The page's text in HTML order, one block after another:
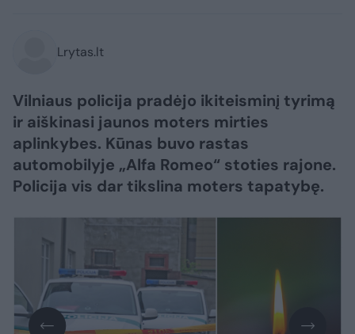
Lrytas.lt
Vilniaus policija pradėjo ikiteisminį tyrimą
ir aiškinasi jaunos moters mirties
aplinkybes. Kūnas buvo rastas
automobilyje „Alfa Romeo“ stoties rajone.
Policija vis dar tikslina moters tapatybę.